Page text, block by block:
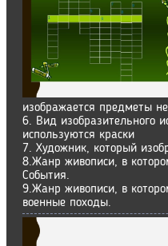
изображается предметы
6. Вид изобразительного
используются краски
7. Художник, который
8.Жанр живописи, в
События.
9.Жанр живописи, в
военные походы.